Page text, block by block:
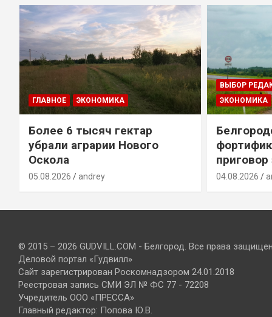
ГЛАВНОЕ ЭКОНОМИКА
Более 6 тысяч гектар
убрали аграрии Нового
Оскола
05.08.2026 andrey
ВЫБОР
ЭКОНОМИКА
04.08.2026
© 2015 – 2026 GUDVILL.COM - Белгород. Все права
Деловой портал «Гудвилл»
Сайт зарегистрирован Роскомнадзором 24.01.2018
Реестровая запись СМИ ЭЛ № ФС 77 - 72208
Учредитель ООО «ПРЕССА»
Главный редактор: Попова Ю.В.